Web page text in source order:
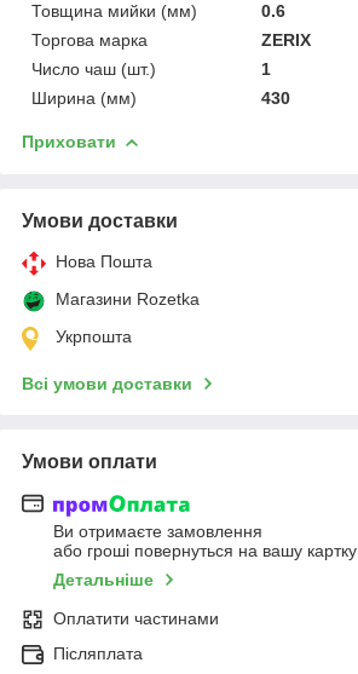
Товщина мийки (мм)
0.6
Торгова марка
ZERIX
Число чаш (шт.)
1
Ширина (мм)
430
Приховати
Умови доставки
Нова Пошта
Магазини Rozetka
Укрпошта
Всі умови доставки
Умови оплати
Ви отримаєте замовлення
або гроші повернуться на вашу картку
Детальніше
Оплатити частинами
Післяплата